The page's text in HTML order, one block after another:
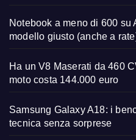
Notebook a meno di 600
modello giusto (anche a
Ha un V8 Maserati da 460
moto costa 144.000 euro
Samsung Galaxy A18: i
tecnica senza sorprese